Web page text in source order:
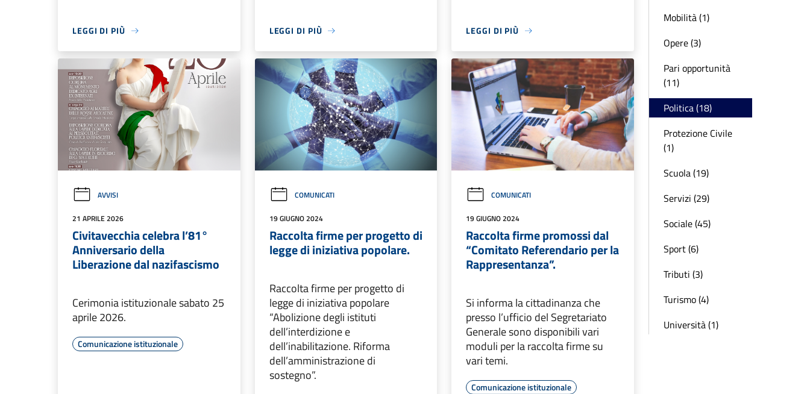
LEGGI DI PIÙ LEGGI DI PIÙ LEGGI DI PIÙ
AVVISI
21 APRILE 2026
Civitavecchia celebra l’81°
Anniversario della
Liberazione dal nazifascismo
Cerimonia istituzionale sabato 25
aprile 2026.
Comunicazione istituzionale
COMUNICATI
19 GIUGNO 2024
Raccolta firme per progetto di
legge di iniziativa popolare.
Raccolta firme per progetto di
legge di iniziativa popolare
“Abolizione degli istituti
dell’interdizione e
dell’inabilitazione. Riforma
dell’amministrazione di
sostegno”.
COMUNICATI
19 GIUGNO 2024
Raccolta firme promossi dal
“Comitato Referendario per la
Rappresentanza”.
Si informa la cittadinanza che
presso l’ufficio del Segretariato
Generale sono disponibili vari
moduli per la raccolta firme su
vari temi.
Comunicazione istituzionale
Mobilità (1)
Opere (3)
Pari opportunità
(11)
Politica (18)
Protezione Civile
(1)
Scuola (19)
Servizi (29)
Sociale (45)
Sport (6)
Tributi (3)
Turismo (4)
Università (1)